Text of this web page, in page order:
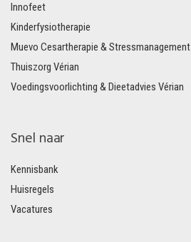
Innofeet
Kinderfysiotherapie
Muevo Cesartherapie & Stressmanagement
Thuiszorg Vérian
Voedingsvoorlichting & Dieetadvies Vérian
Snel naar
Kennisbank
Huisregels
Vacatures